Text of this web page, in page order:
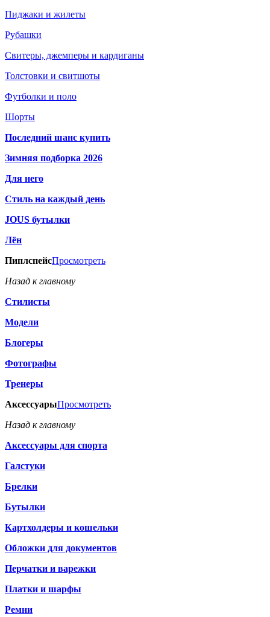
Пиджаки и жилеты
Рубашки
Свитеры, джемперы и кардиганы
Толстовки и свитшоты
Футболки и поло
Шорты
Последний шанс купить
Зимняя подборка 2026
Для него
Стиль на каждый день
JOUS бутылки
Лён
ПиплспейсПросмотреть
Назад к главному
Стилисты
Модели
Блогеры
Фотографы
Тренеры
АксессуарыПросмотреть
Назад к главному
Аксессуары для спорта
Галстуки
Брелки
Бутылки
Картхолдеры и кошельки
Обложки для документов
Перчатки и варежки
Платки и шарфы
Ремни